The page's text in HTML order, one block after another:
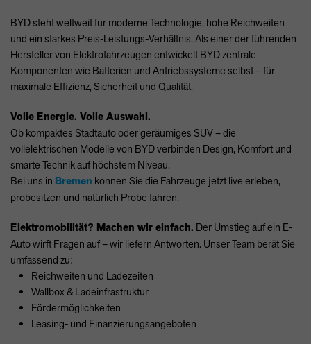
BYDsteht weltweit für moderne Technologie, hohe Reichweiten
und ein starkes Preis-Leistungs-Verhältnis. Als einer der führenden
Hersteller von Elektrofahrzeugen entwickelt BYDzentrale
Komponenten wie Batterien und Antriebssysteme selbst – für
maximale Effizienz, Sicherheit und Qualität.
Volle Energie. Volle Auswahl.
Ob kompaktes Stadtauto oder geräumiges SUV– die
vollelektrischen Modelle von BYDverbinden Design, Komfort und
smarte Technik auf höchstem Niveau.
Bei uns in Bremen können Sie die Fahrzeuge jetzt live erleben,
probesitzen und natürlich Probe fahren.
Elektromobilität? Machen wir einfach. Der Umstieg auf ein E-
Auto wirft Fragen auf – wir liefern Antworten. Unser Team berät Sie
umfassend zu:
Reichweiten und Ladezeiten
Wallbox & Ladeinfrastruktur
Fördermöglichkeiten
Leasing- und Finanzierungsangeboten